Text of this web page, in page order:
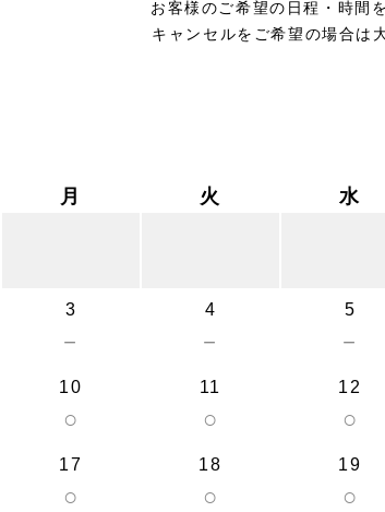
お客様のご希望の日程・時間
キャンセルをご希望の場合
月 火 水
3
－
4
－
5
－
10
○
11
○
12
○
17
○
18
○
19
○